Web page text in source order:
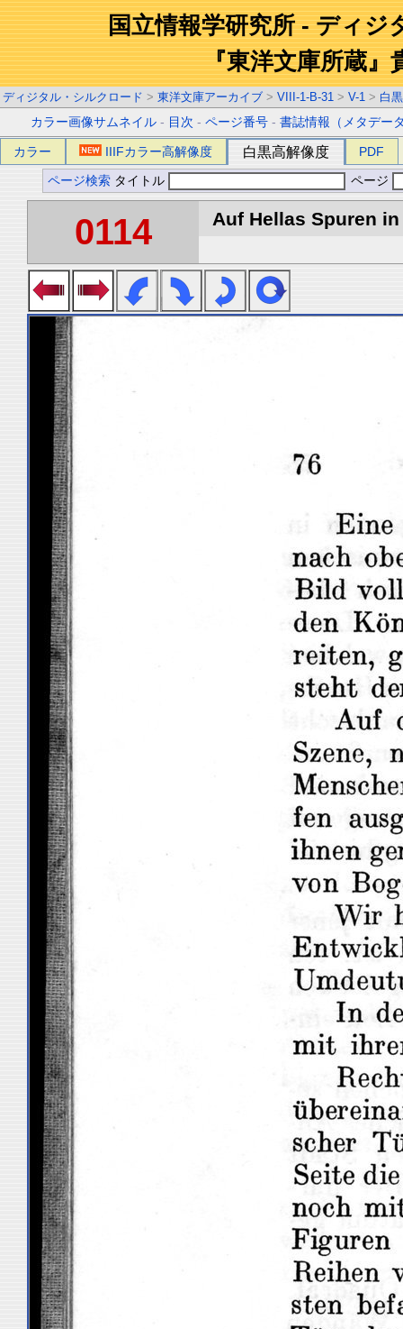
国立情報学研究所 - ディジ
『東洋文庫所蔵』
ディジタル・シルクロード > 東洋文庫アーカイブ > VIII-1-B-31 > V-1 > 白
カラー画像サムネイル - 目次 -ページ番号 -書誌情報（メタデー
カラー IIIFカラー高解像度 白黒高解像度 PDF
ページ検索 タイトル ページ
0114 Auf Hellas Spuren